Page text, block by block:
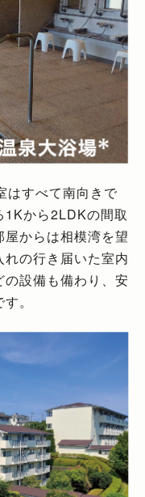
はすべて南向きで
1Kから2LDKの間取
からは相模湾を望
の行き届いた室内
設備も備わり、安
。